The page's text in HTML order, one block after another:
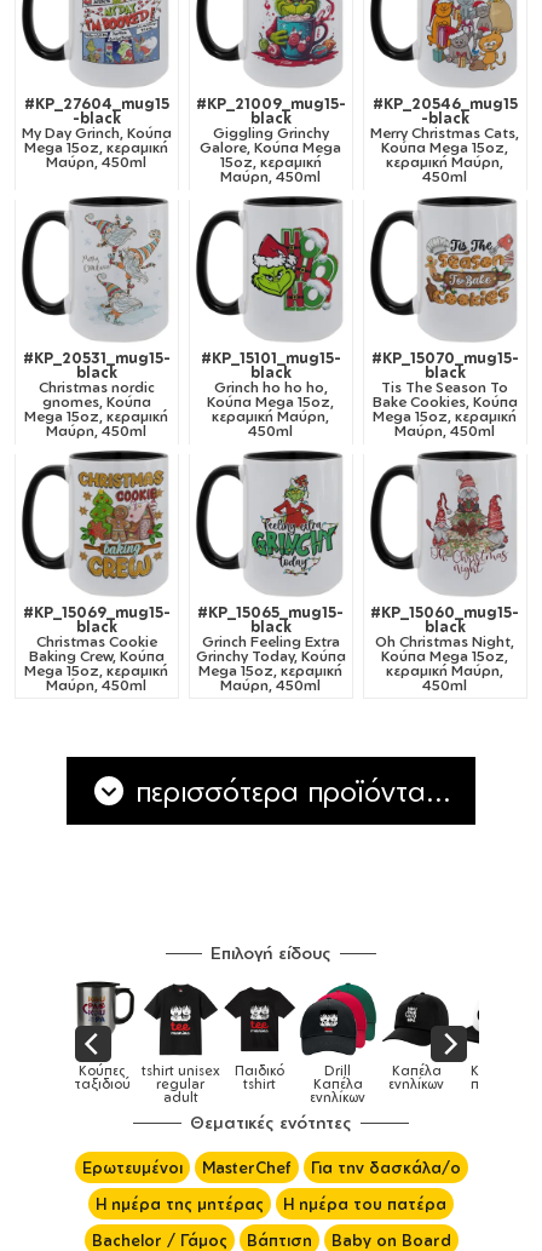
#KP_27604_mug15
-black
My Day Grinch, Κούπα
Mega 15oz, κεραμική
Μαύρη, 450ml
#KP_21009_mug15-
black
Giggling Grinchy
Galore, Κούπα Mega
15oz, κεραμική
Μαύρη, 450ml
#KP_20546_mug15
-black
Merry Christmas Cats,
Κούπα Mega 15oz,
κεραμική Μαύρη,
450ml
#KP_20531_mug15-
black
Christmas nordic
gnomes, Κούπα
Mega 15oz, κεραμική
Μαύρη, 450ml
#KP_15101_mug15-
black
Grinch ho ho ho,
Κούπα Mega 15oz,
κεραμική Μαύρη,
450ml
#KP_15070_mug15-
black
Tis The Season To
Bake Cookies, Κούπα
Mega 15oz, κεραμική
Μαύρη, 450ml
#KP_15069_mug15-
black
Christmas Cookie
Baking Crew, Κούπα
Mega 15oz, κεραμική
Μαύρη, 450ml
#KP_15065_mug15-
black
Grinch Feeling Extra
Grinchy Today, Κούπα
Mega 15oz, κεραμική
Μαύρη, 450ml
#KP_15060_mug15-
black
Oh Christmas Night,
Κούπα Mega 15oz,
κεραμική Μαύρη,
450ml
περισσότερα προϊόντα...
Επιλογή είδους
Παιδικό
tshirt
Drill
Καπέλα
ενηλίκων
Καπέλα
ενηλίκων
Καπέλα
παιδικά Κούπες Κούπες
ειδικές
Θεματικές ενότητες
Ερωτευμένοι MasterChef
Για την δασκάλα/ο
Η ημέρα της μητέρας
Η ημέρα του πατέρα
Bachelor / Γάμος
Βάπτιση
Baby on Board